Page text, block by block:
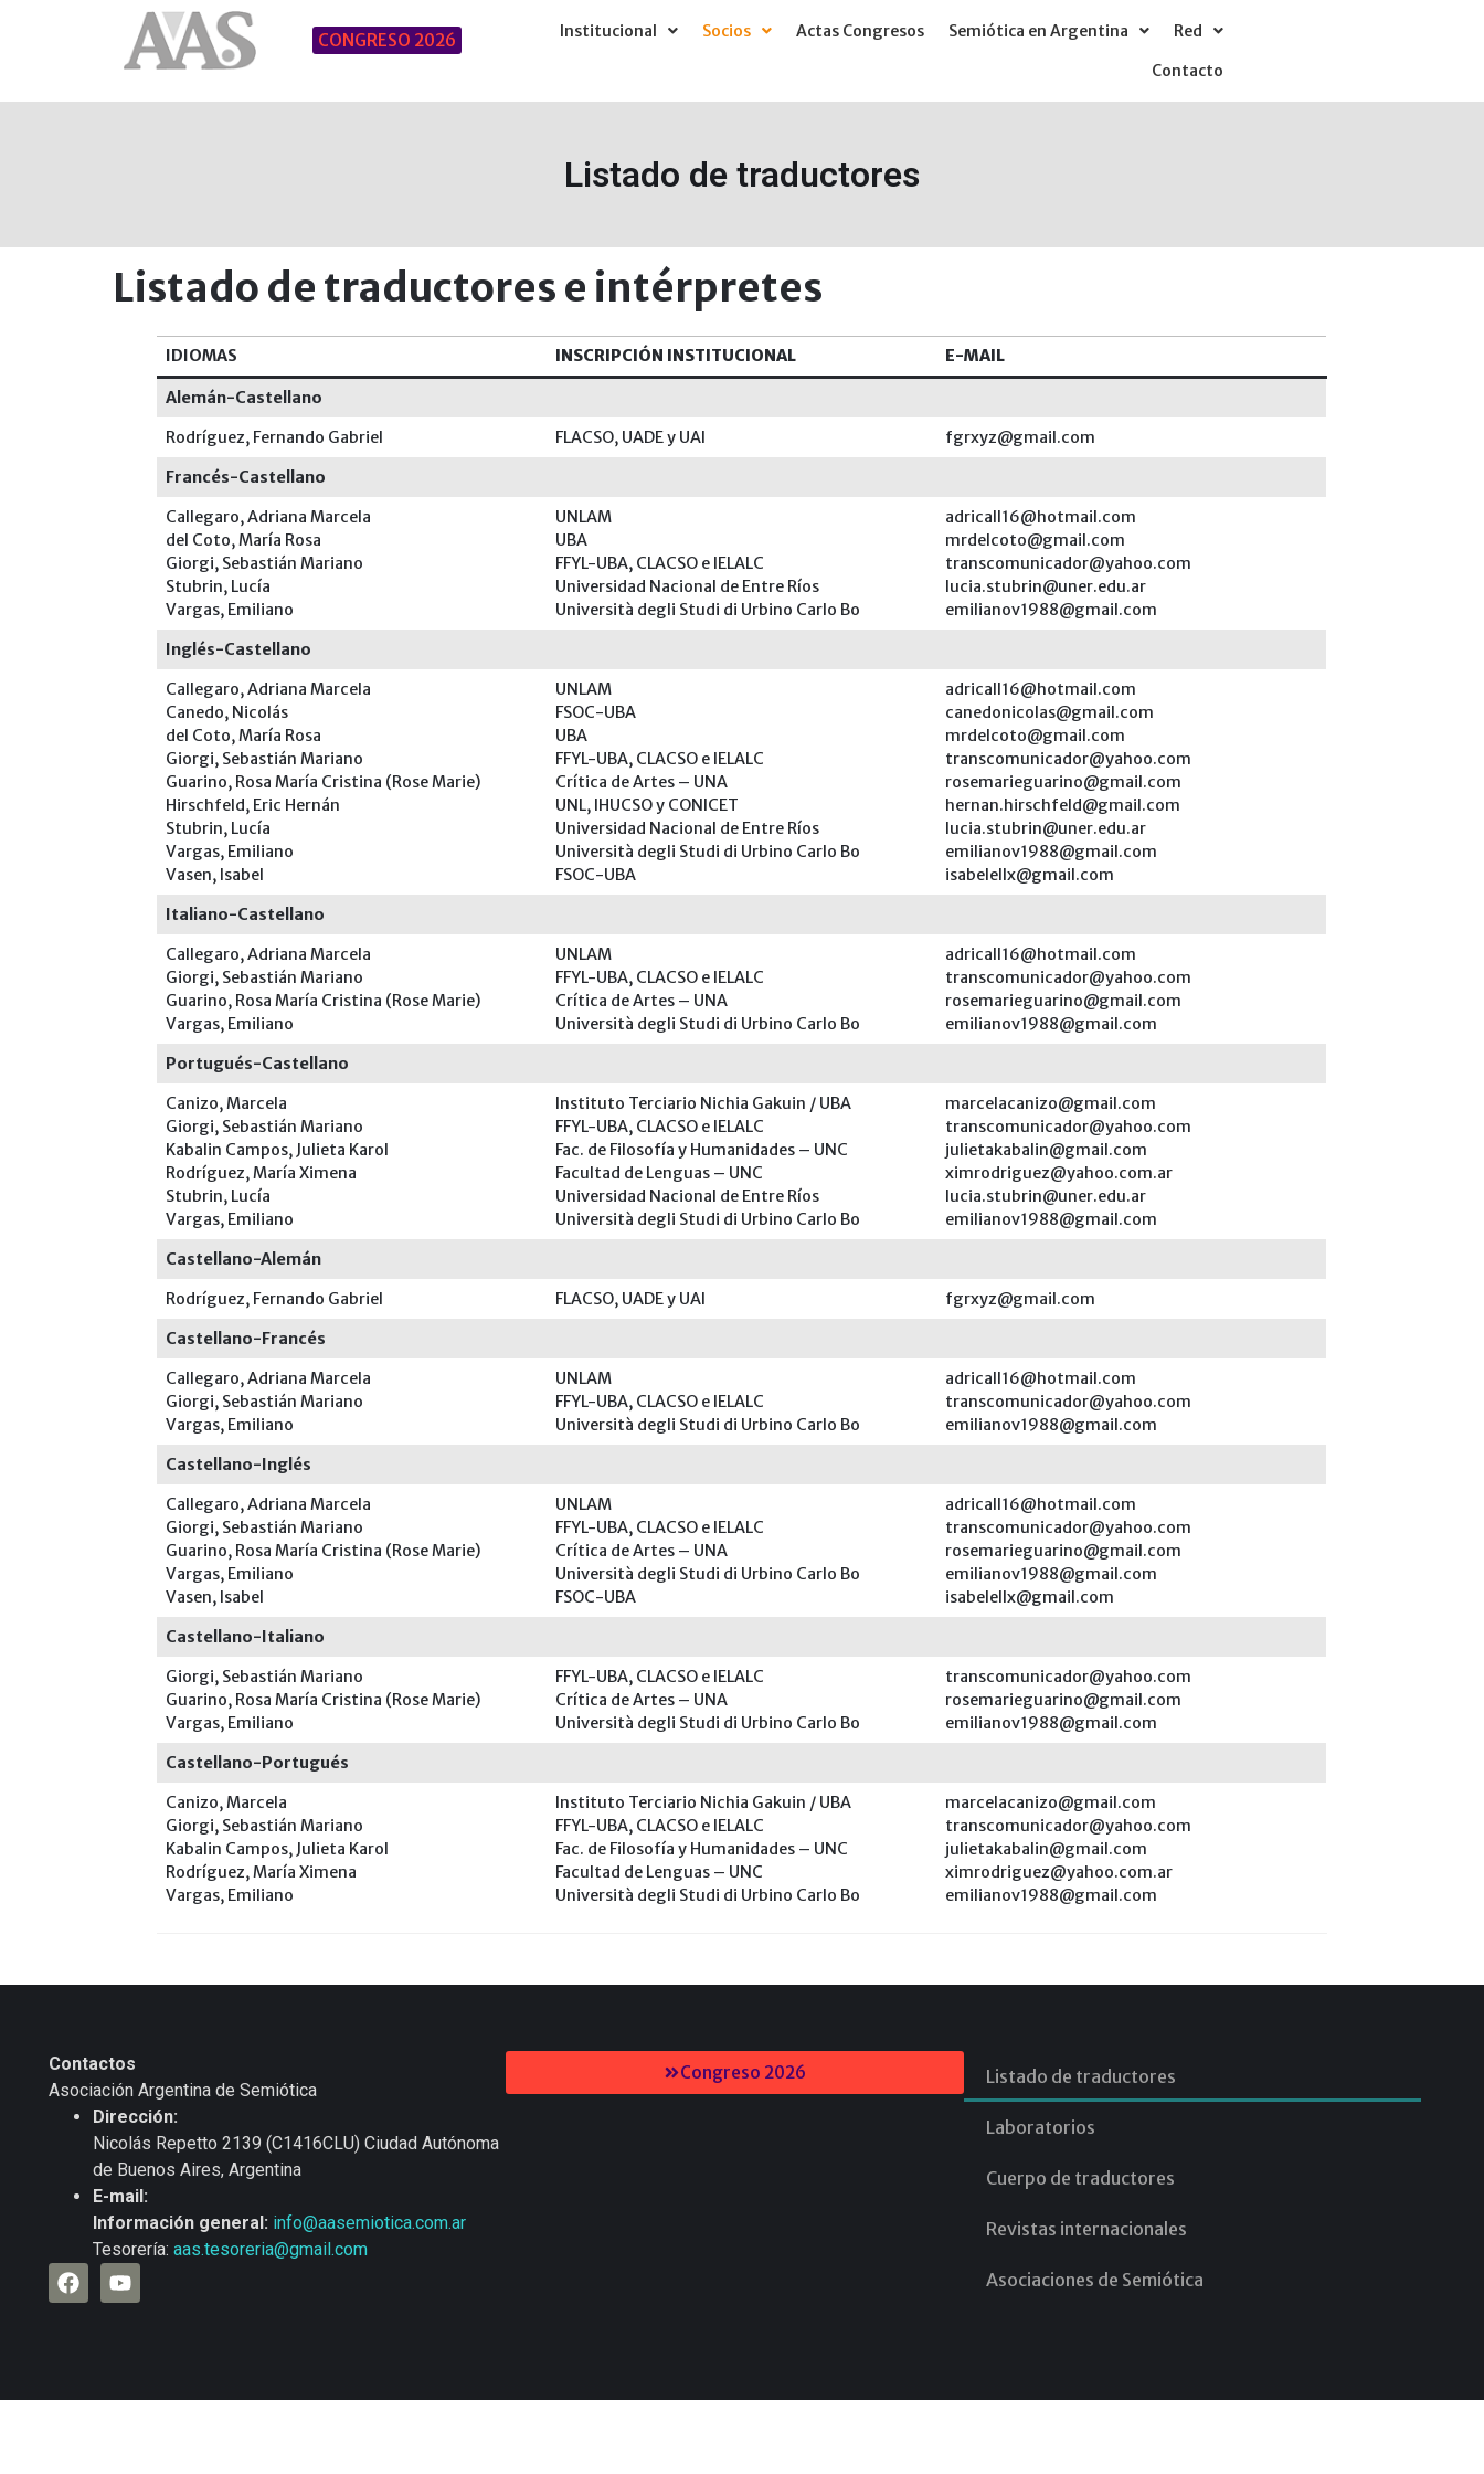
CONGRESO 2026 Institucional Socios Actas Congresos Semiótica en Argentina
Red
Contacto
Listado de traductores
Listado de traductores e intérpretes
IDIOMAS INSCRIPCIÓN INSTITUCIONAL E-MAIL
Alemán-Castellano
Rodríguez, Fernando Gabriel
FLACSO, UADE y UAI
fgrxyz@gmail.com
Francés-Castellano
Callegaro, Adriana Marcela
del Coto, María Rosa
Giorgi, Sebastián Mariano
Stubrin, Lucía
Vargas, Emiliano
UNLAM
UBA
FFYL-UBA, CLACSO e IELALC
Universidad Nacional de Entre Ríos
Università degli Studi di Urbino Carlo Bo
adricall16@hotmail.com
mrdelcoto@gmail.com
transcomunicador@yahoo.com
lucia.stubrin@uner.edu.ar
emilianov1988@gmail.com
Inglés-Castellano
Callegaro, Adriana Marcela
Canedo, Nicolás
del Coto, María Rosa
Giorgi, Sebastián Mariano
Guarino, Rosa María Cristina (Rose Marie)
Hirschfeld, Eric Hernán
Stubrin, Lucía
Vargas, Emiliano
Vasen, Isabel
UNLAM
FSOC-UBA
UBA
FFYL-UBA, CLACSO e IELALC
Crítica de Artes – UNA
UNL, IHUCSO y CONICET
Universidad Nacional de Entre Ríos
Università degli Studi di Urbino Carlo Bo
FSOC-UBA
adricall16@hotmail.com
canedonicolas@gmail.com
mrdelcoto@gmail.com
transcomunicador@yahoo.com
rosemarieguarino@gmail.com
hernan.hirschfeld@gmail.com
lucia.stubrin@uner.edu.ar
emilianov1988@gmail.com
isabelellx@gmail.com
Italiano-Castellano
Callegaro, Adriana Marcela
Giorgi, Sebastián Mariano
Guarino, Rosa María Cristina (Rose Marie)
Vargas, Emiliano
UNLAM
FFYL-UBA, CLACSO e IELALC
Crítica de Artes – UNA
Università degli Studi di Urbino Carlo Bo
adricall16@hotmail.com
transcomunicador@yahoo.com
rosemarieguarino@gmail.com
emilianov1988@gmail.com
Portugués-Castellano
Canizo, Marcela
Giorgi, Sebastián Mariano
Kabalin Campos, Julieta Karol
Rodríguez, María Ximena
Stubrin, Lucía
Vargas, Emiliano
Instituto Terciario Nichia Gakuin / UBA
FFYL-UBA, CLACSO e IELALC
Fac. de Filosofía y Humanidades – UNC
Facultad de Lenguas – UNC
Universidad Nacional de Entre Ríos
Università degli Studi di Urbino Carlo Bo
marcelacanizo@gmail.com
transcomunicador@yahoo.com
julietakabalin@gmail.com
ximrodriguez@yahoo.com.ar
lucia.stubrin@uner.edu.ar
emilianov1988@gmail.com
Castellano-Alemán
Rodríguez, Fernando Gabriel
FLACSO, UADE y UAI
fgrxyz@gmail.com
Castellano-Francés
Callegaro, Adriana Marcela
Giorgi, Sebastián Mariano
Vargas, Emiliano
UNLAM
FFYL-UBA, CLACSO e IELALC
Università degli Studi di Urbino Carlo Bo
adricall16@hotmail.com
transcomunicador@yahoo.com
emilianov1988@gmail.com
Castellano-Inglés
Callegaro, Adriana Marcela
Giorgi, Sebastián Mariano
Guarino, Rosa María Cristina (Rose Marie)
Vargas, Emiliano
Vasen, Isabel
UNLAM
FFYL-UBA, CLACSO e IELALC
Crítica de Artes – UNA
Università degli Studi di Urbino Carlo Bo
FSOC-UBA
adricall16@hotmail.com
transcomunicador@yahoo.com
rosemarieguarino@gmail.com
emilianov1988@gmail.com
isabelellx@gmail.com
Castellano-Italiano
Giorgi, Sebastián Mariano
Guarino, Rosa María Cristina (Rose Marie)
Vargas, Emiliano
FFYL-UBA, CLACSO e IELALC
Crítica de Artes – UNA
Università degli Studi di Urbino Carlo Bo
transcomunicador@yahoo.com
rosemarieguarino@gmail.com
emilianov1988@gmail.com
Castellano-Portugués
Canizo, Marcela
Giorgi, Sebastián Mariano
Kabalin Campos, Julieta Karol
Rodríguez, María Ximena
Vargas, Emiliano
Instituto Terciario Nichia Gakuin / UBA
FFYL-UBA, CLACSO e IELALC
Fac. de Filosofía y Humanidades – UNC
Facultad de Lenguas – UNC
Università degli Studi di Urbino Carlo Bo
marcelacanizo@gmail.com
transcomunicador@yahoo.com
julietakabalin@gmail.com
ximrodriguez@yahoo.com.ar
emilianov1988@gmail.com
Contactos
Asociación Argentina de Semiótica
Dirección:
Nicolás Repetto 2139 (C1416CLU) Ciudad Autónoma
de Buenos Aires, Argentina
E-mail:
Información general: info@aasemiotica.com.ar
Tesorería: aas.tesoreria@gmail.com
Congreso 2026 Listado de traductores
Laboratorios
Cuerpo de traductores
Revistas internacionales
Asociaciones de Semiótica